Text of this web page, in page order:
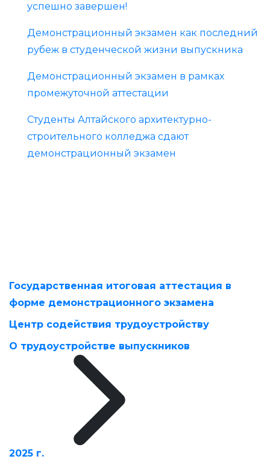
успешно завершен!
Демонстрационный экзамен как последний
рубеж в студенческой жизни выпускника
Демонстрационный экзамен в рамках
промежуточной аттестации
Студенты Алтайского архитектурно-
строительного колледжа сдают
демонстрационный экзамен
Государственная итоговая аттестация в
форме демонстрационного экзамена
Центр содействия трудоустройству
О трудоустройстве выпускников
2025 г.